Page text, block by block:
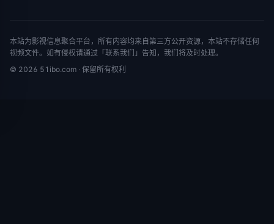
本站为影视信息聚合平台，所有内容均来自第三方公开资源，本站不存储任何
视频文件。如有侵权请通过「联系我们」告知，我们将及时处理。
© 2026 51ibo.com · 保留所有权利